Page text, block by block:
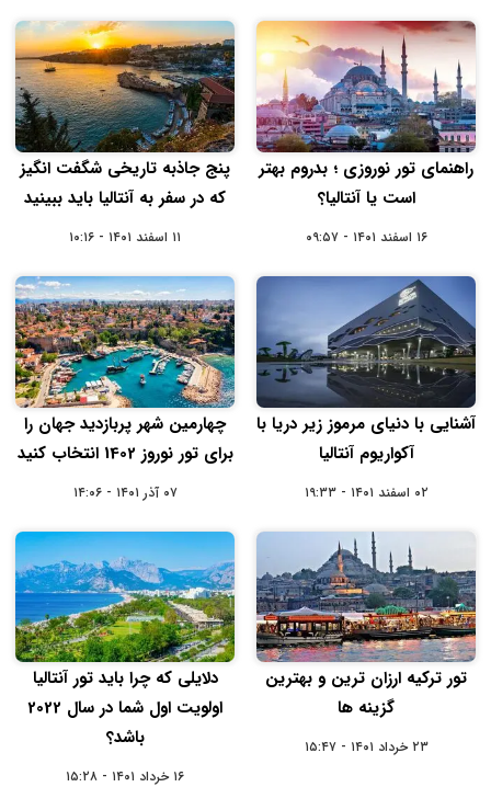
راهنمای تور نوروزی ؛ بدروم بهتر
است یا آنتالیا؟
۱۶ اسفند ۱۴۰۱ - ۰۹:۵۷
پنج جاذبه تاریخی شگفت انگیز
که در سفر به آنتالیا باید ببینید
۱۱ اسفند ۱۴۰۱ - ۱۰:۱۶
آشنایی با دنیای مرموز زیر دریا با
آکواریوم آنتالیا
۰۲ اسفند ۱۴۰۱ - ۱۹:۳۳
چهارمین شهر پربازدید جهان را
برای تور نوروز 1402 انتخاب کنید
۰۷ آذر ۱۴۰۱ - ۱۴:۰۶
تور ترکیه ارزان ترین و بهترین
گزینه ها
۲۳ خرداد ۱۴۰۱ - ۱۵:۴۷
دلایلی که چرا باید تور آنتالیا
اولویت اول شما در سال 2022
باشد؟
۱۶ خرداد ۱۴۰۱ - ۱۵:۲۸